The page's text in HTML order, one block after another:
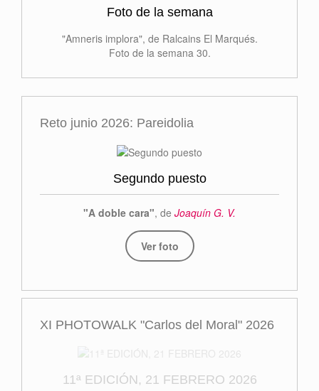
Foto de la semana
"Amneris implora", de Ralcains El Marqués.
Foto de la semana 30.
Reto junio 2026: Pareidolia
Segundo puesto
"A doble cara", de Joaquín G. V.
Ver foto
XI PHOTOWALK "Carlos del Moral" 2026